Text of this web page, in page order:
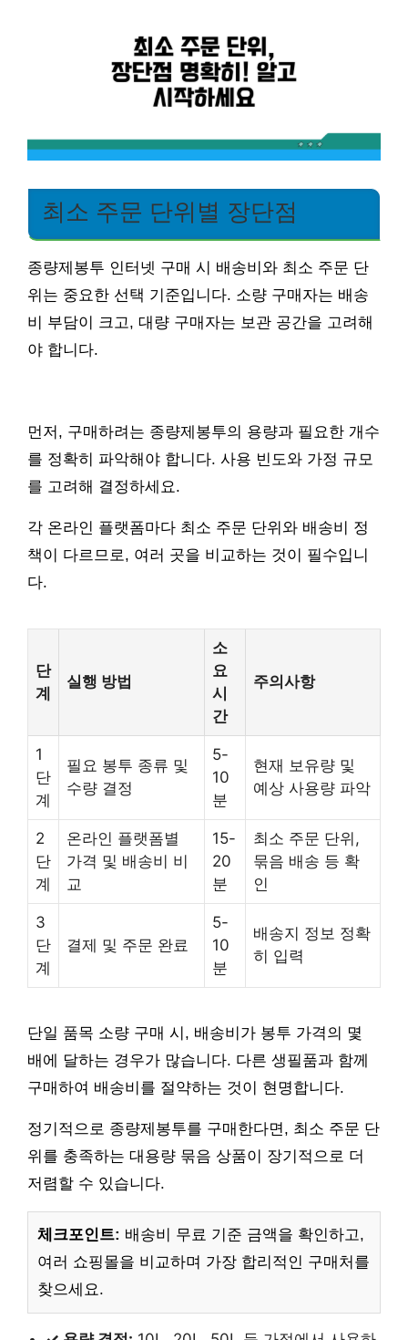
최소 주문 단위별 장단점
종량제봉투 인터넷 구매 시 배송비와 최소 주문 단
위는 중요한 선택 기준입니다. 소량 구매자는 배송
비 부담이 크고, 대량 구매자는 보관 공간을 고려해
야 합니다.
먼저, 구매하려는 종량제봉투의 용량과 필요한 개수
를 정확히 파악해야 합니다. 사용 빈도와 가정 규모
를 고려해 결정하세요.
각 온라인 플랫폼마다 최소 주문 단위와 배송비 정
책이 다르므로, 여러 곳을 비교하는 것이 필수입니
다.
단
계
실행 방법
소
요
시
간
주의사항
1
단
계
필요 봉투 종류 및
수량 결정
5-
10
분
현재 보유량 및
예상 사용량 파악
2
단
계
온라인 플랫폼별
가격 및 배송비 비
교
15-
20
분
최소 주문 단위,
묶음 배송 등 확
인
3
단
계
결제 및 주문 완료
5-
10
분
배송지 정보 정확
히 입력
단일 품목 소량 구매 시, 배송비가 봉투 가격의 몇
배에 달하는 경우가 많습니다. 다른 생필품과 함께
구매하여 배송비를 절약하는 것이 현명합니다.
정기적으로 종량제봉투를 구매한다면, 최소 주문 단
위를 충족하는 대용량 묶음 상품이 장기적으로 더
저렴할 수 있습니다.
체크포인트: 배송비 무료 기준 금액을 확인하고,
여러 쇼핑몰을 비교하며 가장 합리적인 구매처를
찾으세요.